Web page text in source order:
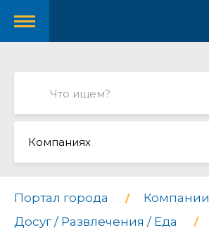
Компаниях
Портал города
Компании
Досуг / Развлечения / Еда